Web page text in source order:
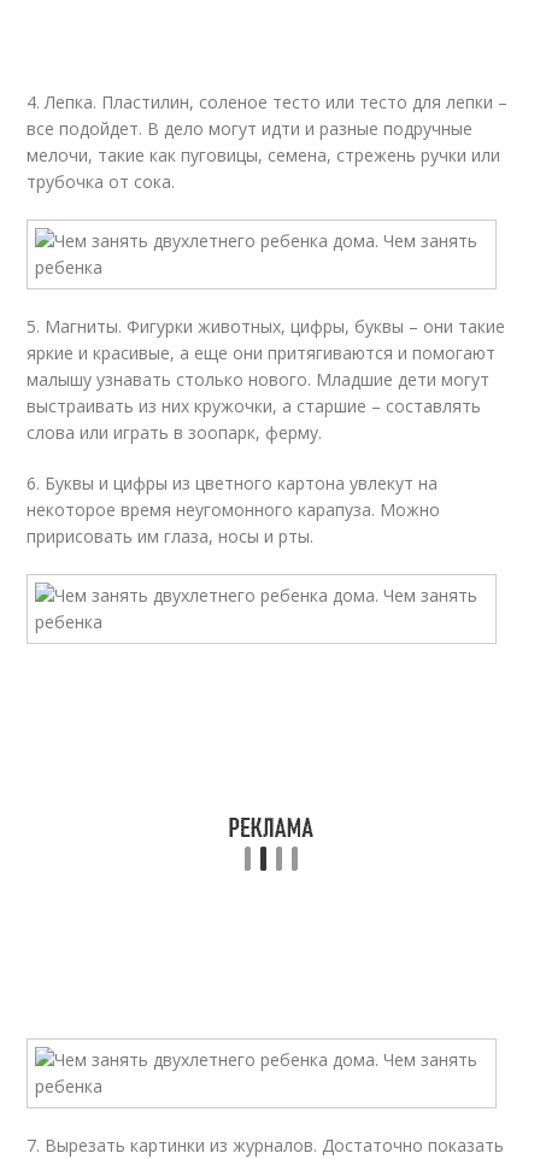
4. Лепка. Пластилин, соленое тесто или тесто для лепки –
все подойдет. В дело могут идти и разные подручные
мелочи, такие как пуговицы, семена, стрежень ручки или
трубочка от сока.
5. Магниты. Фигурки животных, цифры, буквы – они такие
яркие и красивые, а еще они притягиваются и помогают
малышу узнавать столько нового. Младшие дети могут
выстраивать из них кружочки, а старшие – составлять
слова или играть в зоопарк, ферму.
6. Буквы и цифры из цветного картона увлекут на
некоторое время неугомонного карапуза. Можно
пририсовать им глаза, носы и рты.
7. Вырезать картинки из журналов. Достаточно показать